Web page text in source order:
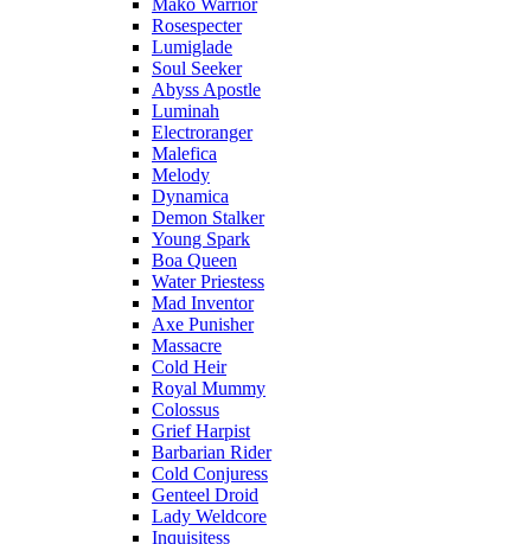
Mako Warrior
Rosespecter
Lumiglade
Soul Seeker
Abyss Apostle
Luminah
Electroranger
Malefica
Melody
Dynamica
Demon Stalker
Young Spark
Boa Queen
Water Priestess
Mad Inventor
Axe Punisher
Massacre
Cold Heir
Royal Mummy
Colossus
Grief Harpist
Barbarian Rider
Cold Conjuress
Genteel Droid
Lady Weldcore
Inquisitess